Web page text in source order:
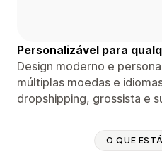
Personalizável para
Design moderno e
múltiplas moedas e
dropshipping, grossista e
O QUE